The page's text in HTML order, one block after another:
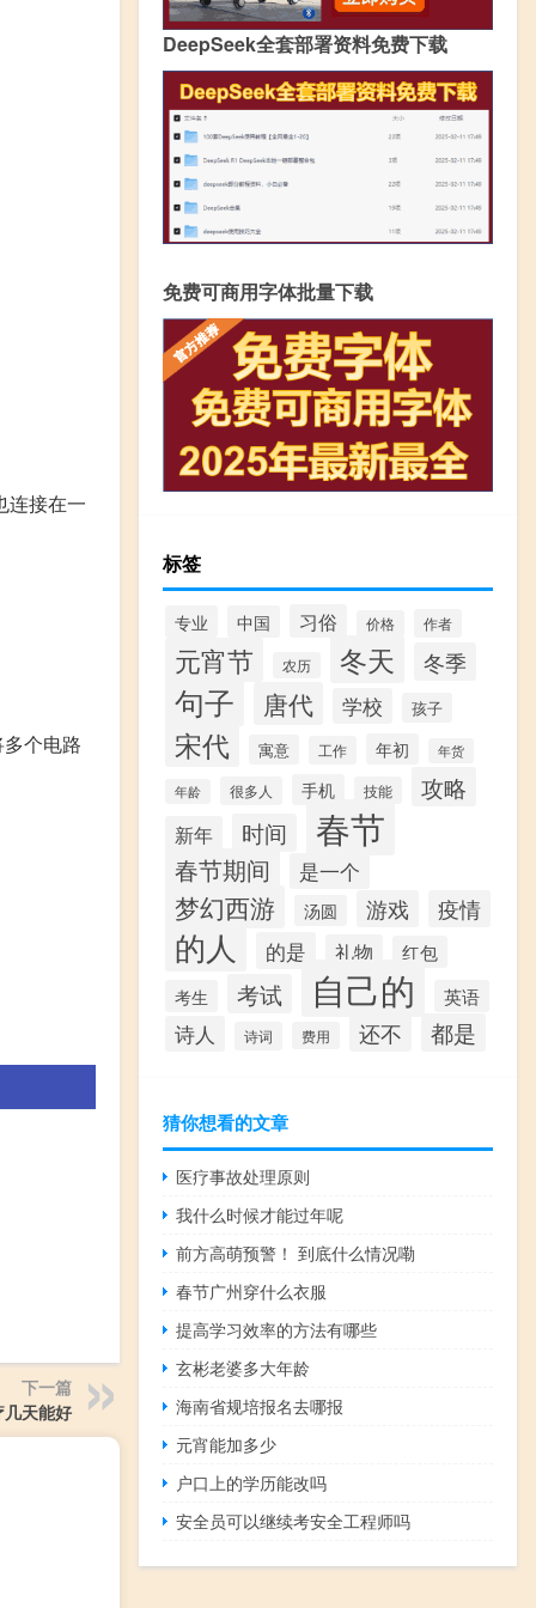
连接在一
个电路
下一篇
天能好
DeepSeek全套部署资料免费下载
免费可商用字体批量下载
标签
专业 中国 习俗 价格 作者
元宵节 农历 冬天 冬季
句子 唐代 学校 孩子
宋代 寓意 工作 年初 年货
年龄 很多人 手机 技能 攻略
新年 时间 春节
春节期间 是一个
梦幻西游 汤圆 游戏 疫情
的人 的是 礼物
红包
考生
考试 自己的 英语
诗人 诗词 费用 还不 都是
猜你想看的文章
医疗事故处理原则
我什么时候才能过年呢
前方高萌预警！ 到底什么情况嘞
春节广州穿什么衣服
提高学习效率的方法有哪些
玄彬老婆多大年龄
海南省规培报名去哪报
元宵能加多少
户口上的学历能改吗
安全员可以继续考安全工程师吗